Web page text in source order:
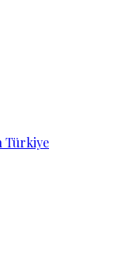
Türkiye